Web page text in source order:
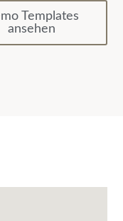
Templates
ansehen